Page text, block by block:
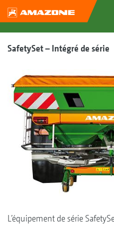
SafetySet – Intégré de série
L’équipement de série